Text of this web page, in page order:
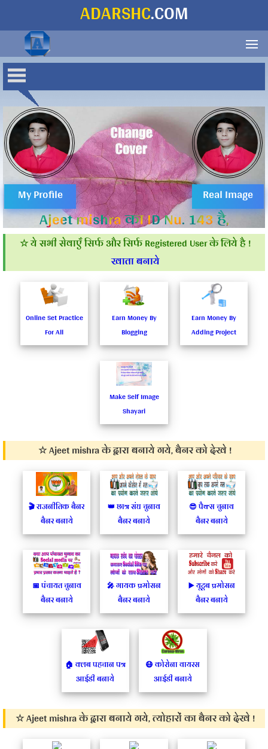
ADARSHC.COM
Ajeet
mishra
Share
w T G P
My Profile Real Image
Ajeet mishra का ID Nu. 143 है,
☆ ये सभी सेवाएँ सिर्फ और सिर्फ Registered User के लिये है !
खाता बनाये
Online Set Practice
For All
Earn Money By
Blogging
Earn Money By
Adding Project
Make Self Image
Shayari
☆ Ajeet mishra के द्वारा बनाये गये, बैनर को देखे !
🎬 राजनीतिक बैनर
बैनर बनाये
👑 छात्र संघ चुनाव
बैनर बनाये
😎 पैक्स चुनाव
बैनर बनाये
📅 पंचायत चुनाव
बैनर बनाये
🎤 गायक प्रमोसन
बैनर बनाये
▶️ यूटूब प्रमोसन
बैनर बनाये
🏠 क्लब पहचान पत्र
आईडी बनाये
😷 कोरोना वायरस
आईडी बनाये
☆ Ajeet mishra के द्वारा बनाये गये, त्योहारों का बैनर को देखे !